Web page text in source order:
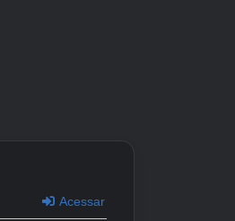
Acessar